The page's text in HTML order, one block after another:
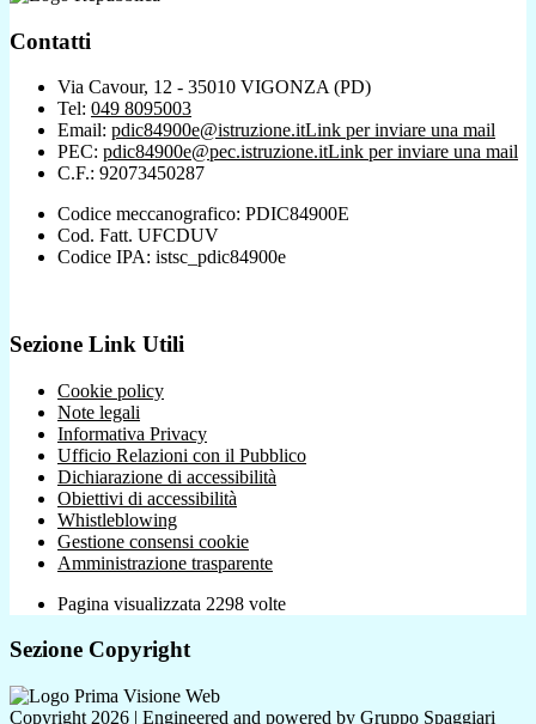
Contatti
Via Cavour, 12 - 35010 VIGONZA (PD)
Tel: 049 8095003
Email: pdic84900e@istruzione.itLink per inviare una mail
PEC: pdic84900e@pec.istruzione.itLink per inviare una mail
C.F.: 92073450287
Codice meccanografico: PDIC84900E
Cod. Fatt. UFCDUV
Codice IPA: istsc_pdic84900e
Sezione Link Utili
Cookie policy
Note legali
Informativa Privacy
Ufficio Relazioni con il Pubblico
Dichiarazione di accessibilità
Obiettivi di accessibilità
Whistleblowing
Gestione consensi cookie
Amministrazione trasparente
Pagina visualizzata 2298 volte
Sezione Copyright
Copyright 2026 | Engineered and powered by Gruppo Spaggiari